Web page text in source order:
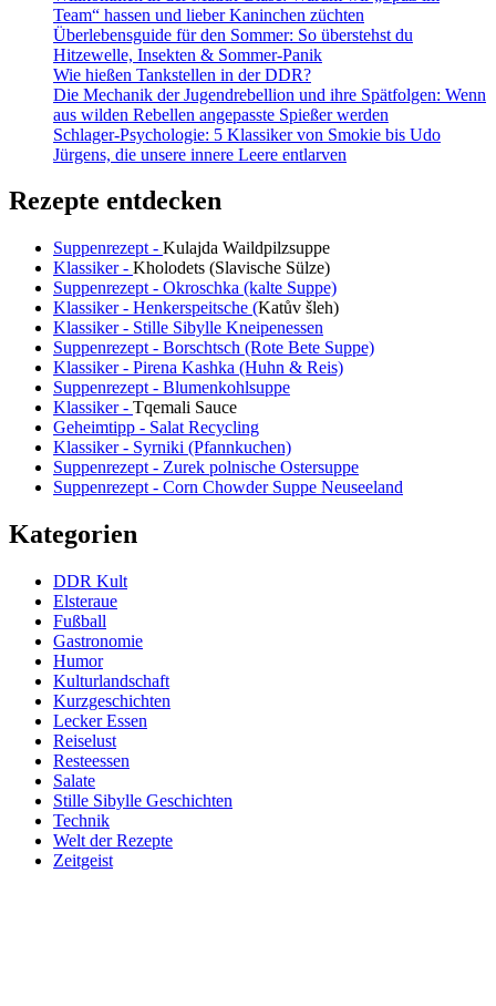
Team“ hassen und lieber Kaninchen züchten
Überlebensguide für den Sommer: So überstehst du
Hitzewelle, Insekten & Sommer-Panik
Wie hießen Tankstellen in der DDR?
Die Mechanik der Jugendrebellion und ihre Spätfolgen: Wenn
aus wilden Rebellen angepasste Spießer werden
Schlager-Psychologie: 5 Klassiker von Smokie bis Udo
Jürgens, die unsere innere Leere entlarven
Rezepte entdecken
Suppenrezept - Kulajda Waildpilzsuppe
Klassiker - Kholodets (Slavische Sülze)
Suppenrezept - Okroschka (kalte Suppe)
Klassiker - Henkerspeitsche (Katův šleh)
Klassiker - Stille Sibylle Kneipenessen
Suppenrezept - Borschtsch (Rote Bete Suppe)
Klassiker - Pirena Kashka (Huhn & Reis)
Suppenrezept - Blumenkohlsuppe
Klassiker - Tqemali Sauce
Geheimtipp - Salat Recycling
Klassiker - Syrniki (Pfannkuchen)
Suppenrezept - Zurek polnische Ostersuppe
Suppenrezept - Corn Chowder Suppe Neuseeland
Kategorien
DDR Kult
Elsteraue
Fußball
Gastronomie
Humor
Kulturlandschaft
Kurzgeschichten
Lecker Essen
Reiselust
Resteessen
Salate
Stille Sibylle Geschichten
Technik
Welt der Rezepte
Zeitgeist